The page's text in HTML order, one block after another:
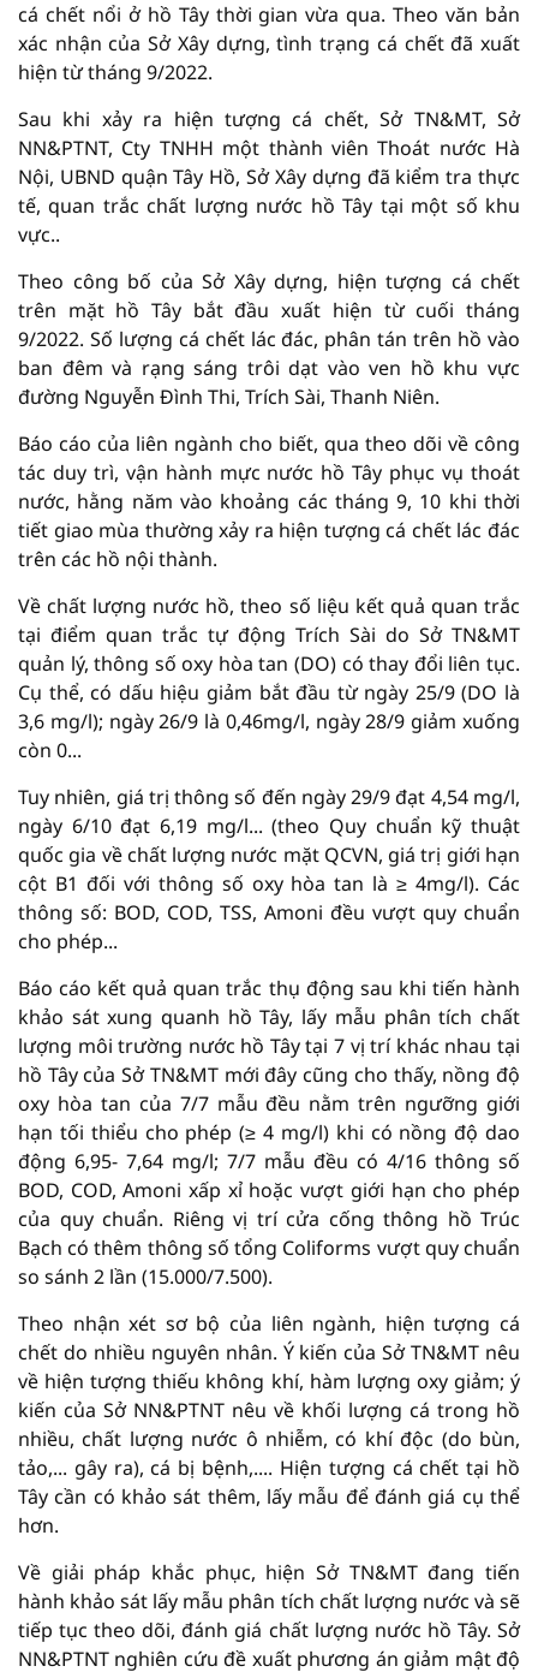
cá chết nổi ở hồ Tây thời gian vừa qua. Theo văn bản
xác nhận của Sở Xây dựng, tình trạng cá chết đã xuất
hiện từ tháng 9/2022.
Sau khi xảy ra hiện tượng cá chết, Sở TN&MT, Sở
NN&PTNT, Cty TNHH một thành viên Thoát nước Hà
Nội, UBND quận Tây Hồ, Sở Xây dựng đã kiểm tra thực
tế, quan trắc chất lượng nước hồ Tây tại một số khu
vực..
Theo công bố của Sở Xây dựng, hiện tượng cá chết
trên mặt hồ Tây bắt đầu xuất hiện từ cuối tháng
9/2022. Số lượng cá chết lác đác, phân tán trên hồ vào
ban đêm và rạng sáng trôi dạt vào ven hồ khu vực
đường Nguyễn Đình Thi, Trích Sài, Thanh Niên.
Báo cáo của liên ngành cho biết, qua theo dõi về công
tác duy trì, vận hành mực nước hồ Tây phục vụ thoát
nước, hằng năm vào khoảng các tháng 9, 10 khi thời
tiết giao mùa thường xảy ra hiện tượng cá chết lác đác
trên các hồ nội thành.
Về chất lượng nước hồ, theo số liệu kết quả quan trắc
tại điểm quan trắc tự động Trích Sài do Sở TN&MT
quản lý, thông số oxy hòa tan (DO) có thay đổi liên tục.
Cụ thể, có dấu hiệu giảm bắt đầu từ ngày 25/9 (DO là
3,6 mg/l); ngày 26/9 là 0,46mg/l, ngày 28/9 giảm xuống
còn 0...
Tuy nhiên, giá trị thông số đến ngày 29/9 đạt 4,54 mg/l,
ngày 6/10 đạt 6,19 mg/l... (theo Quy chuẩn kỹ thuật
quốc gia về chất lượng nước mặt QCVN, giá trị giới hạn
cột B1 đối với thông số oxy hòa tan là ≥ 4mg/l). Các
thông số: BOD, COD, TSS, Amoni đều vượt quy chuẩn
cho phép...
Báo cáo kết quả quan trắc thụ động sau khi tiến hành
khảo sát xung quanh hồ Tây, lấy mẫu phân tích chất
lượng môi trường nước hồ Tây tại 7 vị trí khác nhau tại
hồ Tây của Sở TN&MT mới đây cũng cho thấy, nồng độ
oxy hòa tan của 7/7 mẫu đều nằm trên ngưỡng giới
hạn tối thiểu cho phép (≥ 4 mg/l) khi có nồng độ dao
động 6,95- 7,64 mg/l; 7/7 mẫu đều có 4/16 thông số
BOD, COD, Amoni xấp xỉ hoặc vượt giới hạn cho phép
của quy chuẩn. Riêng vị trí cửa cống thông hồ Trúc
Bạch có thêm thông số tổng Coliforms vượt quy chuẩn
so sánh 2 lần (15.000/7.500).
Theo nhận xét sơ bộ của liên ngành, hiện tượng cá
chết do nhiều nguyên nhân. Ý kiến của Sở TN&MT nêu
về hiện tượng thiếu không khí, hàm lượng oxy giảm; ý
kiến của Sở NN&PTNT nêu về khối lượng cá trong hồ
nhiều, chất lượng nước ô nhiễm, có khí độc (do bùn,
tảo,... gây ra), cá bị bệnh,.... Hiện tượng cá chết tại hồ
Tây cần có khảo sát thêm, lấy mẫu để đánh giá cụ thể
hơn.
Về giải pháp khắc phục, hiện Sở TN&MT đang tiến
hành khảo sát lấy mẫu phân tích chất lượng nước và sẽ
tiếp tục theo dõi, đánh giá chất lượng nước hồ Tây. Sở
NN&PTNT nghiên cứu đề xuất phương án giảm mật độ